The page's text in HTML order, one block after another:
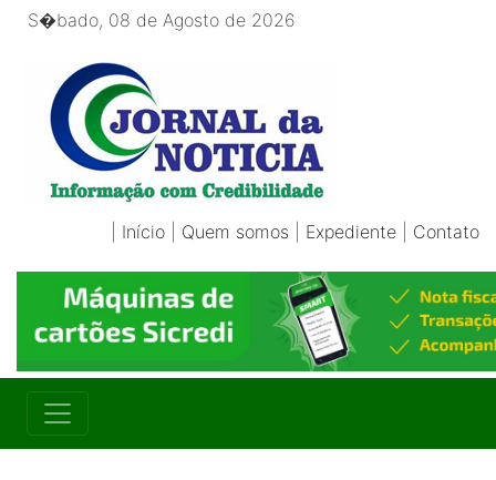
S�bado, 08 de Agosto de 2026
Início Quem somos Expediente Contato